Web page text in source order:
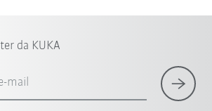
da KUKA
mail